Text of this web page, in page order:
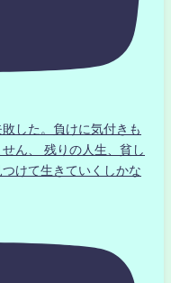
した。負けに気付きも
ん、 残りの人生、貧し
けて生きていくしかな